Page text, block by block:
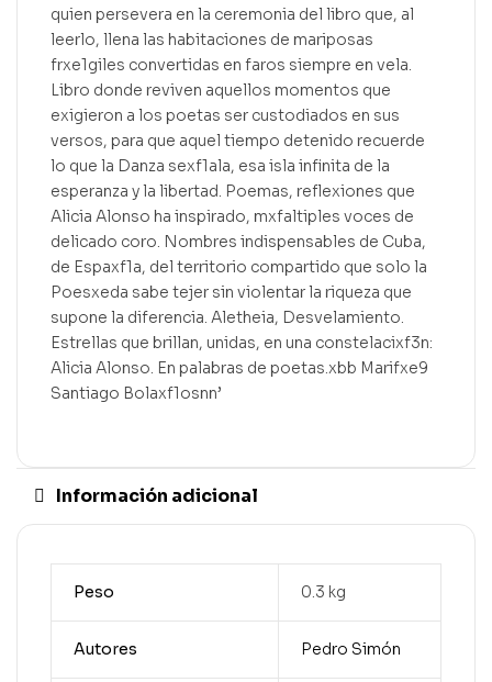
quien persevera en la ceremonia del libro que, al
leerlo, llena las habitaciones de mariposas
frxe1giles convertidas en faros siempre en vela.
Libro donde reviven aquellos momentos que
exigieron a los poetas ser custodiados en sus
versos, para que aquel tiempo detenido recuerde
lo que la Danza sexf1ala, esa isla infinita de la
esperanza y la libertad. Poemas, reflexiones que
Alicia Alonso ha inspirado, mxfaltiples voces de
delicado coro. Nombres indispensables de Cuba,
de Espaxf1a, del territorio compartido que solo la
Poesxeda sabe tejer sin violentar la riqueza que
supone la diferencia. Aletheia, Desvelamiento.
Estrellas que brillan, unidas, en una constelacixf3n:
Alicia Alonso. En palabras de poetas.xbb Marifxe9
Santiago Bolaxf1osnn’
Información adicional
Peso 0.3 kg
Autores Pedro Simón